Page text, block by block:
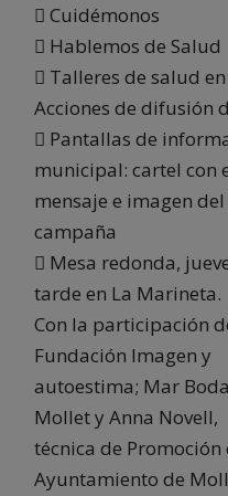
 Cuidémonos
 Hablemos de Salud
 Talleres de salud
Acciones de difusión
 Pantallas de
municipal: cartel con
mensaje e imagen
campaña
 Mesa redonda,
tarde en La Marineta.
Con la participación
Fundación Imagen y
autoestima; Mar
Mollet y Anna Novell,
técnica de Promoción
Ayuntamiento de